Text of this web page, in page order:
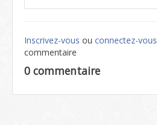
Inscrivez-vous ou connectez-vous
commentaire
0 commentaire